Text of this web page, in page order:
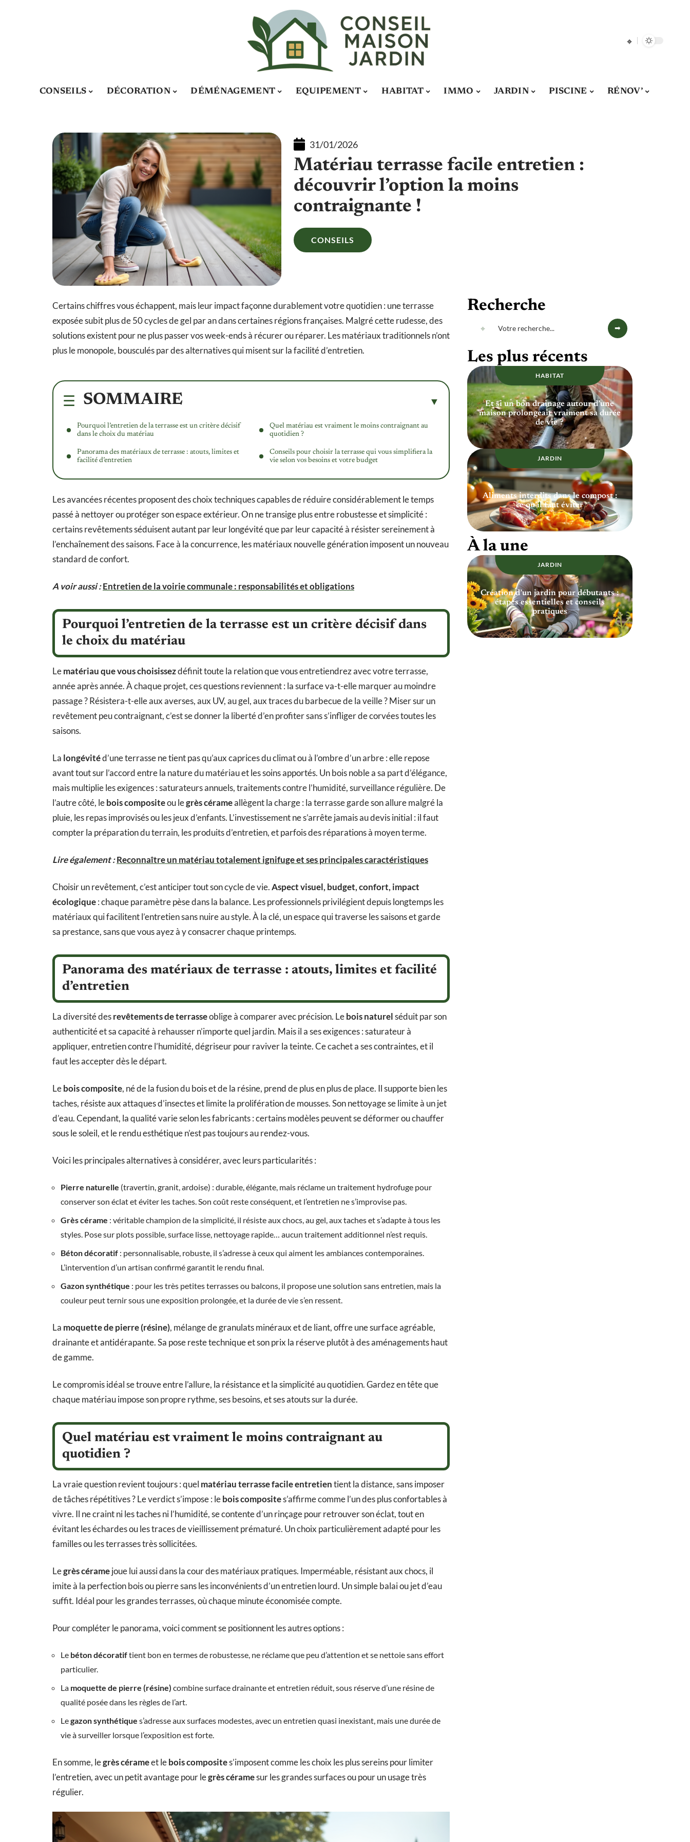
CONSEILS DÉCORATION DÉMÉNAGEMENT EQUIPEMENT HABITAT IMMO JARDIN PISCINE RÉNOV’
31/01/2026
Matériau terrasse facile entretien :
découvrir l’option la moins
contraignante !
CONSEILS
Certains chiffres vous échappent, mais leur impact façonne durablement votre quotidien : une terrasse
exposée subit plus de 50 cycles de gel par an dans certaines régions françaises. Malgré cette rudesse, des
solutions existent pour ne plus passer vos week-ends à récurer ou réparer. Les matériaux traditionnels n’ont
plus le monopole, bousculés par des alternatives qui misent sur la facilité d’entretien.
SOMMAIRE
Pourquoi l’entretien de la terrasse est un critère décisif
dans le choix du matériau
Panorama des matériaux de terrasse : atouts, limites et
facilité d’entretien
Quel matériau est vraiment le moins contraignant au
quotidien ?
Conseils pour choisir la terrasse qui vous simplifiera la
vie selon vos besoins et votre budget
Les avancées récentes proposent des choix techniques capables de réduire considérablement le temps
passé à nettoyer ou protéger son espace extérieur. On ne transige plus entre robustesse et simplicité :
certains revêtements séduisent autant par leur longévité que par leur capacité à résister sereinement à
l’enchaînement des saisons. Face à la concurrence, les matériaux nouvelle génération imposent un nouveau
standard de confort.
A voir aussi :Entretien de la voirie communale : responsabilités et obligations
Pourquoi l’entretien de la terrasse est un critère décisif dans
le choix du matériau
Lematériau que vous choisissezdéfinit toute la relation que vous entretiendrez avec votre terrasse,
année après année. À chaque projet, ces questions reviennent : la surface va-t-elle marquer au moindre
passage ? Résistera-t-elle aux averses, aux UV, au gel, aux traces du barbecue de la veille ? Miser sur un
revêtement peu contraignant, c’est se donner la liberté d’en profiter sans s’infliger de corvées toutes les
saisons.
La longévitéd’une terrasse ne tient pas qu’aux caprices du climat ou à l’ombre d’un arbre : elle repose
avant tout sur l’accord entre la nature du matériau et les soins apportés. Un bois noble a sa part d’élégance,
mais multiplie les exigences : saturateurs annuels, traitements contre l’humidité, surveillance régulière. De
l’autre côté, lebois compositeou legrès cérameallègent la charge : la terrasse garde son allure malgré la
pluie, les repas improvisés ou les jeux d’enfants. L’investissement ne s’arrête jamais au devis initial : il faut
compter la préparation du terrain, les produits d’entretien, et parfois des réparations à moyen terme.
Lire également :Reconnaître un matériau totalement ignifuge et ses principales caractéristiques
Choisir un revêtement, c’est anticiper tout son cycle de vie.Aspect visuel, budget, confort, impact
écologique: chaque paramètre pèse dans la balance. Les professionnels privilégient depuis longtemps les
matériaux qui facilitent l’entretien sans nuire au style. À la clé, un espace qui traverse les saisons et garde
sa prestance, sans que vous ayez à y consacrer chaque printemps.
Panorama des matériaux de terrasse : atouts, limites et facilité
d’entretien
La diversité desrevêtements de terrasseoblige à comparer avec précision. Lebois naturelséduit par son
authenticité et sa capacité à rehausser n’importe quel jardin. Mais il a ses exigences : saturateur à
appliquer, entretien contre l’humidité, dégriseur pour raviver la teinte. Ce cachet a ses contraintes, et il
faut les accepter dès le départ.
Lebois composite, né de la fusion du bois et de la résine, prend de plus en plus de place. Il supporte bien les
taches, résiste aux attaques d’insectes et limite la prolifération de mousses. Son nettoyage se limite à un jet
d’eau. Cependant, la qualité varie selon les fabricants : certains modèles peuvent se déformer ou chauffer
sous le soleil, et le rendu esthétique n’est pas toujours au rendez-vous.
Voici les principales alternatives à considérer, avec leurs particularités :
Pierre naturelle (travertin, granit, ardoise) : durable, élégante, mais réclame un traitement hydrofuge pour
conserver son éclat et éviter les taches. Son coût reste conséquent, et l’entretien ne s’improvise pas.
Grès cérame : véritable champion de la simplicité, il résiste aux chocs, au gel, aux taches et s’adapte à tous les
styles. Pose sur plots possible, surface lisse, nettoyage rapide… aucun traitement additionnel n’est requis.
Béton décoratif : personnalisable, robuste, il s’adresse à ceux qui aiment les ambiances contemporaines.
L’intervention d’un artisan confirmé garantit le rendu final.
Gazon synthétique : pour les très petites terrasses ou balcons, il propose une solution sans entretien, mais la
couleur peut ternir sous une exposition prolongée, et la durée de vie s’en ressent.
La moquette de pierre (résine), mélange de granulats minéraux et de liant, offre une surface agréable,
drainante et antidérapante. Sa pose reste technique et son prix la réserve plutôt à des aménagements haut
de gamme.
Le compromis idéal se trouve entre l’allure, la résistance et la simplicité au quotidien. Gardez en tête que
chaque matériau impose son propre rythme, ses besoins, et ses atouts sur la durée.
Quel matériau est vraiment le moins contraignant au
quotidien ?
La vraie question revient toujours : quel matériau terrasse facile entretientient la distance, sans imposer
de tâches répétitives ? Le verdict s’impose : lebois composites’affirme comme l’un des plus confortables à
vivre. Il ne craint ni les taches ni l’humidité, se contente d’un rinçage pour retrouver son éclat, tout en
évitant les échardes ou les traces de vieillissement prématuré. Un choix particulièrement adapté pour les
familles ou les terrasses très sollicitées.
Legrès céramejoue lui aussi dans la cour des matériaux pratiques. Imperméable, résistant aux chocs, il
imite à la perfection bois ou pierre sans les inconvénients d’un entretien lourd. Un simple balai ou jet d’eau
suffit. Idéal pour les grandes terrasses, où chaque minute économisée compte.
Pour compléter le panorama, voici comment se positionnent les autres options :
Le béton décoratiftient bon en termes de robustesse, ne réclame que peu d’attention et se nettoie sans effort
particulier.
La moquette de pierre (résine) combine surface drainante et entretien réduit, sous réserve d’une résine de
qualité posée dans les règles de l’art.
Legazon synthétique s’adresse aux surfaces modestes, avec un entretien quasi inexistant, mais une durée de
vie à surveiller lorsque l’exposition est forte.
En somme, legrès cérameet lebois composites’imposent comme les choix les plus sereins pour limiter
l’entretien, avec un petit avantage pour legrès céramesur les grandes surfaces ou pour un usage très
régulier.
Recherche
Les plus récents
HABITAT
Et si un bon drainage autour d’une
maison prolongeait vraiment sa durée
de vie ?
JARDIN
Aliments interdits dans le compost :
ce qu’il faut éviter
À la une
JARDIN
Création d’un jardin pour débutants :
étapes essentielles et conseils
pratiques